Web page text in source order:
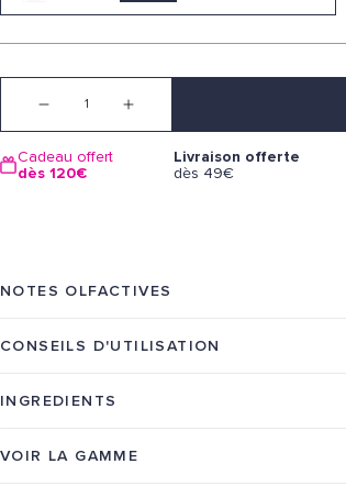
Quantité
Cadeau offert
dès 120€
Livraison offerte
dès 49€
NOTES OLFACTIVES
CONSEILS D'UTILISATION
INGREDIENTS
VOIR LA GAMME